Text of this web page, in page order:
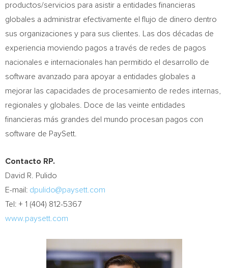
productos/servicios para asistir a entidades financieras
globales a administrar efectivamente el flujo de dinero dentro
sus organizaciones y para sus clientes. Las dos décadas de
experiencia moviendo pagos a través de redes de pagos
nacionales e internacionales han permitido el desarrollo de
software avanzado para apoyar a entidades globales a
mejorar las capacidades de procesamiento de redes internas,
regionales y globales. Doce de las veinte entidades
financieras más grandes del mundo procesan pagos con
software de PaySett.
Contacto RP.
David R. Pulido
E-mail: dpulido@paysett.com
Tel: + 1 (404) 812-5367
www.paysett.com